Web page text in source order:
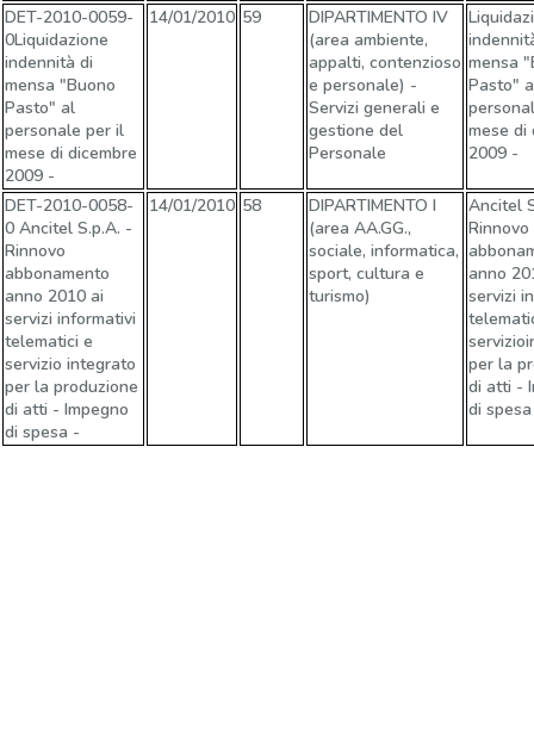
DET-2010-0059-
0Liquidazione
indennità di
mensa "Buono
Pasto" al
personale per il
mese di dicembre
2009 -
14/01/2010 59
DIPARTIMENTO IV
(area ambiente,
appalti, contenzioso
e personale) -
Servizi generali e
gestione del
Personale
mensa
Pasto"
mese di
2009 -
DET-2010-0058-
0 Ancitel S.p.A. -
Rinnovo
abbonamento
anno 2010 ai
servizi informativi
telematici e
servizio integrato
per la produzione
di atti - Impegno
di spesa -
14/01/2010 58
DIPARTIMENTO I
(area AA.GG.,
sociale, informatica,
sport, cultura e
turismo)
Ancitel
Rinnovo
anno
servizi
per la
di atti -
di